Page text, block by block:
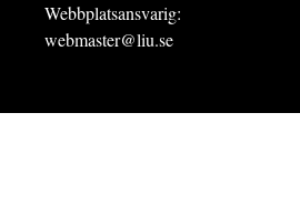
Webbplatsansvarig:
webmaster@liu.se